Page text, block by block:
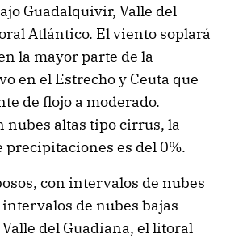
Guadalquivir, Valle del
Atlántico. El viento soplará
la mayor parte de la
en el Estrecho y Ceuta que
de flojo a moderado.
nubes altas tipo cirrus, la
es del 0%.
con intervalos de nubes
de nubes bajas
del Guadiana, el litoral